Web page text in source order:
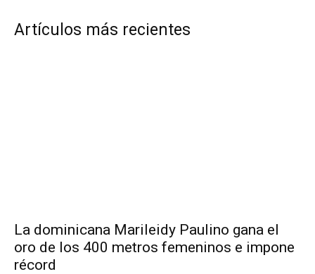
Artículos más recientes
La dominicana Marileidy Paulino gana el
oro de los 400 metros femeninos e impone
récord